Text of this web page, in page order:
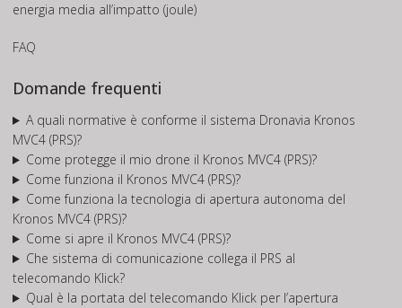
energia media all’impatto (joule)
FAQ
Domande frequenti
A quali normative è conforme il sistema Dronavia Kronos
MVC4 (PRS)?
Come protegge il mio drone il Kronos MVC4 (PRS)?
Come funziona il Kronos MVC4 (PRS)?
Come funziona la tecnologia di apertura autonoma del
Kronos MVC4 (PRS)?
Come si apre il Kronos MVC4 (PRS)?
Che sistema di comunicazione collega il PRS al
telecomando Klick?
Qual è la portata del telecomando Klick per l’apertura